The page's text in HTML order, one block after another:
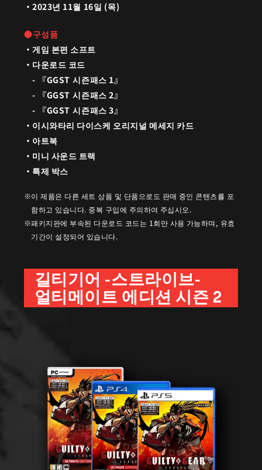
2023년 11월 16일 (목)
●구성품
게임 본편 소프트
다운로드 코드
- 『GGST 시즌패스 1』
- 『GGST 시즌패스 2』
- 『GGST 시즌패스 3』
이시와타리 다이스케 오리지널 메세지 카드
아트북
미니 사운드 트랙
특제 박스
이 제품은 다른 세트 상품 및 단품으로도 판매 중인 콘텐츠를 포
함하고 있습니다. 중복 구입에 주의하여 주십시오.
패키지판에 부속된 다운로드 코드는 1회만 사용 가능하며, 유효
기간이 설정되어 있습니다.
길티기어 -스트라이브-
얼티메이트 에디션 시즌 2
다. 중복 구입에 주의하여 주십시오.
정되어 있습니다.